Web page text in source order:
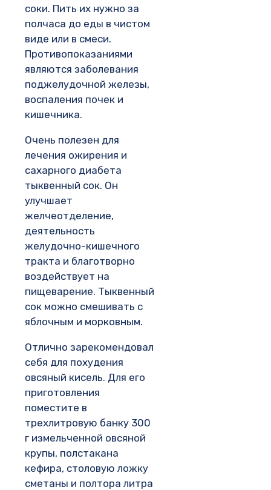
соки. Пить их нужно за
полчаса до еды в чистом
виде или в смеси.
Противопоказаниями
являются заболевания
поджелудочной железы,
воспаления почек и
кишечника.
Очень полезен для
лечения ожирения и
сахарного диабета
тыквенный сок. Он
улучшает
желчеотделение,
деятельность
желудочно-кишечного
тракта и благотворно
воздействует на
пищеварение. Тыквенный
сок можно смешивать с
яблочным и морковным.
Отлично зарекомендовал
себя для похудения
овсяный кисель. Для его
приготовления
поместите в
трехлитровую банку 300
г измельченной овсяной
крупы, полстакана
кефира, столовую ложку
сметаны и полтора литра